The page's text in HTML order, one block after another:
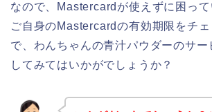
なので、Mastercardが使えずに困っ
ご自身のMastercardの有効期限をチ
で、わんちゃんの青汁パウダーのサー
してみてはいかがでしょうか？